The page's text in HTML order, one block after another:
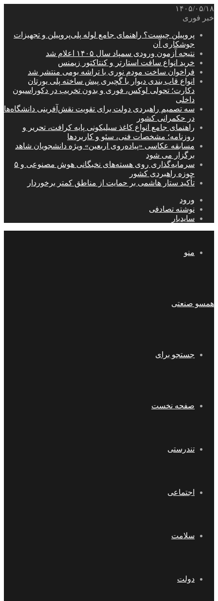
۱۴۰۵/۰۵/۱۸
خبر فوری
پروپیلن چیست؟ راهنمای جامع لوله پلی‌پروپیلن و تجهیزات
جوشکاری آن
نتیجه آزمون ورودی سمپاد سال ۱۴۰۵ اعلام شد
خرید انواع سافت استارتر و کنتاکتور زیمنس
فراخوان ساخت مودم نوری با تراشه بومی منتشر شد
انواع قاب بندی دیوار با گچبری پیش ساخته پلی یورتان
دکارت؛ تحولی لوکس، فوری و بدون تخریب در دکوراسیون
داخلی
سه تصمیم راهبردی دولت برای تقویت نقش‌آفرینی دانشگاه‌ها
در حکمرانی کشور
راهنمای جامع انواع کاغذ سیلیکونی پایه کرافت، تحریر و
روزنامه؛ مشخصات فنی، سئو و کاربردها
مسابقه عکاسی «پیاده‌روی اربعین» ویژه دانشجویان شاهد
برگزار می شود
سرمایه‌گذاری روی هسته‌های نخبگانی هوش مصنوعی و ۵
حوزه راهبردی کشور
تأکید ستار هاشمی بر حمایت از مناطق کمتر برخوردار
ورود
نوشته تصادفی
سایدبار
منو
همسو صنعتی
جستجو برای
صفحه نخست
تندرستی
اجتماعی
سلامت
دولت